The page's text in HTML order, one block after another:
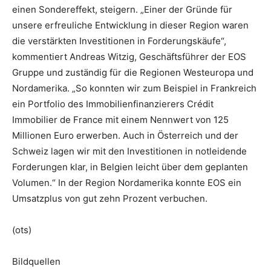
einen Sondereffekt, steigern. „Einer der Gründe für
unsere erfreuliche Entwicklung in dieser Region waren
die verstärkten Investitionen in Forderungskäufe“,
kommentiert Andreas Witzig, Geschäftsführer der EOS
Gruppe und zuständig für die Regionen Westeuropa und
Nordamerika. „So konnten wir zum Beispiel in Frankreich
ein Portfolio des Immobilienfinanzierers Crédit
Immobilier de France mit einem Nennwert von 125
Millionen Euro erwerben. Auch in Österreich und der
Schweiz lagen wir mit den Investitionen in notleidende
Forderungen klar, in Belgien leicht über dem geplanten
Volumen.“ In der Region Nordamerika konnte EOS ein
Umsatzplus von gut zehn Prozent verbuchen.
(ots)
Bildquellen